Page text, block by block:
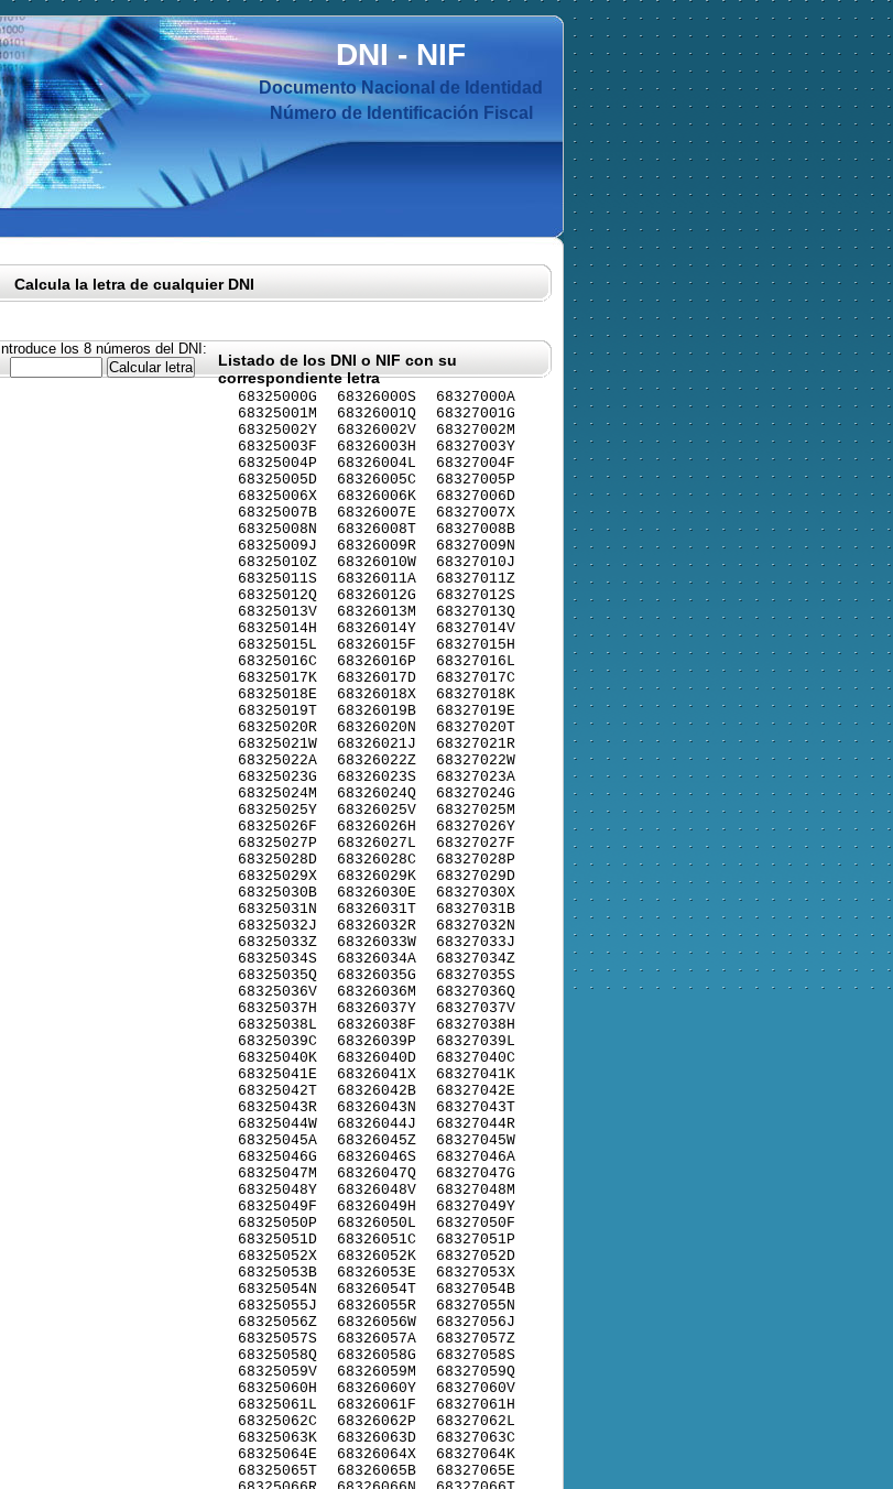
DNI-NIF
Documento Nacional de Identidad
Número de Identificación Fiscal
Calcula la letra de cualquier DNI
Introduce los 8 números del DNI:
Listado de los DNI o NIF con su
correspondiente letra
68325000G
68325001M
68325002Y
68325003F
68325004P
68325005D
68325006X
68325007B
68325008N
68325009J
68325010Z
68325011S
68325012Q
68325013V
68325014H
68325015L
68325016C
68325017K
68325018E
68325019T
68325020R
68325021W
68325022A
68325023G
68325024M
68325025Y
68325026F
68325027P
68325028D
68325029X
68325030B
68325031N
68325032J
68325033Z
68325034S
68325035Q
68325036V
68325037H
68325038L
68325039C
68325040K
68325041E
68325042T
68325043R
68325044W
68325045A
68325046G
68325047M
68325048Y
68325049F
68325050P
68325051D
68325052X
68325053B
68325054N
68325055J
68325056Z
68325057S
68325058Q
68325059V
68325060H
68325061L
68325062C
68325063K
68325064E
68325065T
68326000S
68326001Q
68326002V
68326003H
68326004L
68326005C
68326006K
68326007E
68326008T
68326009R
68326010W
68326011A
68326012G
68326013M
68326014Y
68326015F
68326016P
68326017D
68326018X
68326019B
68326020N
68326021J
68326022Z
68326023S
68326024Q
68326025V
68326026H
68326027L
68326028C
68326029K
68326030E
68326031T
68326032R
68326033W
68326034A
68326035G
68326036M
68326037Y
68326038F
68326039P
68326040D
68326041X
68326042B
68326043N
68326044J
68326045Z
68326046S
68326047Q
68326048V
68326049H
68326050L
68326051C
68326052K
68326053E
68326054T
68326055R
68326056W
68326057A
68326058G
68326059M
68326060Y
68326061F
68326062P
68326063D
68326064X
68326065B
68327000A
68327001G
68327002M
68327003Y
68327004F
68327005P
68327006D
68327007X
68327008B
68327009N
68327010J
68327011Z
68327012S
68327013Q
68327014V
68327015H
68327016L
68327017C
68327018K
68327019E
68327020T
68327021R
68327022W
68327023A
68327024G
68327025M
68327026Y
68327027F
68327028P
68327029D
68327030X
68327031B
68327032N
68327033J
68327034Z
68327035S
68327036Q
68327037V
68327038H
68327039L
68327040C
68327041K
68327042E
68327043T
68327044R
68327045W
68327046A
68327047G
68327048M
68327049Y
68327050F
68327051P
68327052D
68327053X
68327054B
68327055N
68327056J
68327057Z
68327058S
68327059Q
68327060V
68327061H
68327062L
68327063C
68327064K
68327065E